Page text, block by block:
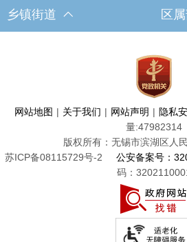
乡镇街道 区
网站地图 | 关于我们 | 网站声明 | 隐私
量:47982314
版权所有：无锡市滨湖区人
苏ICP备08115729号-2
公安备案号：
码：